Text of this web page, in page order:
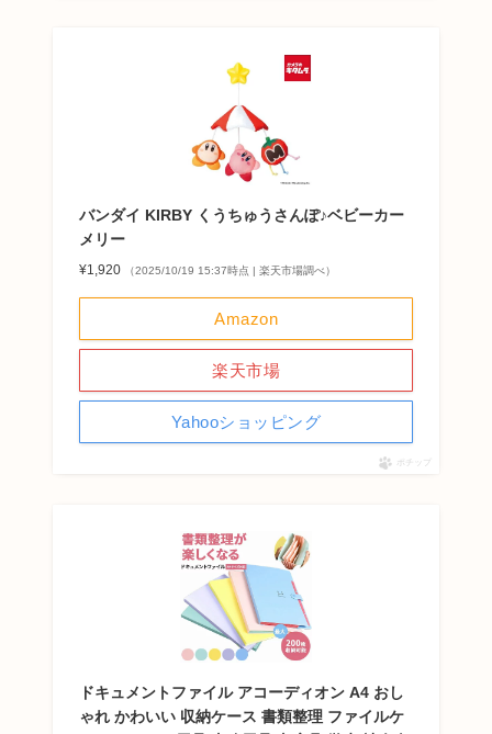
バンダイ KIRBY くうちゅうさんぽ♪ベビーカー
メリー
¥1,920 （2025/10/19 15:37時点 | 楽天市場調べ）
Amazon
楽天市場
Yahooショッピング
ポチップ
ドキュメントファイル アコーディオン A4 おし
ゃれ かわいい 収納ケース 書類整理 ファイルケ